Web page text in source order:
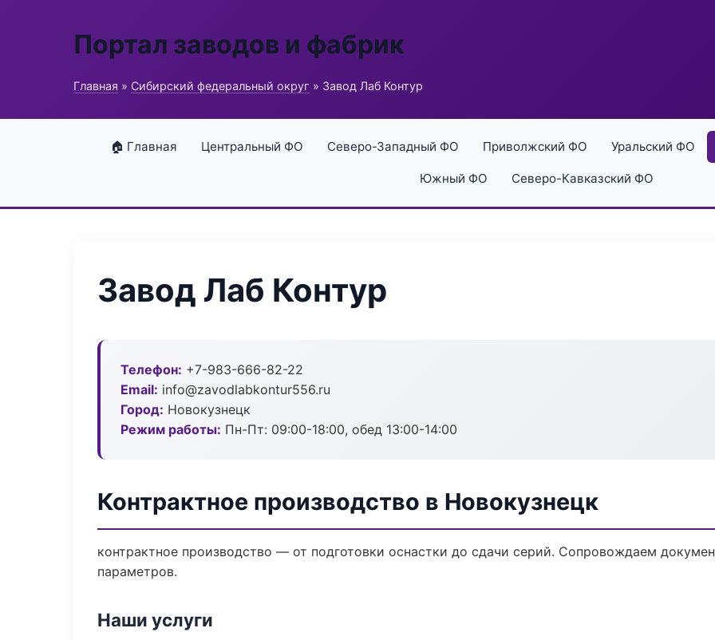
Портал заводов и фабрик
Главная » Сибирский федеральный округ » Завод Лаб Контур
🏠 Главная Центральный ФО Северо-Западный ФО Приволжский ФО Уральский ФО
Южный ФО Северо-Кавказский ФО
Завод Лаб Контур
Телефон: +7-983-666-82-22
Email: info@zavodlabkontur556.ru
Город: Новокузнецк
Режим работы: Пн-Пт: 09:00-18:00, обед 13:00-14:00
Контрактное производство в Новокузнецк
контрактное производство — от подготовки оснастки до сдачи серий. Сопровождаем
параметров.
Наши услуги